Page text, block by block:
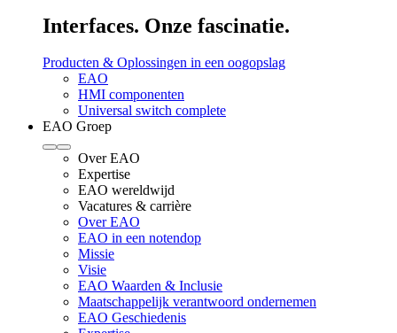
Interfaces. Onze fascinatie.
Producten & Oplossingen in een oogopslag
EAO
HMI componenten
Universal switch complete
EAO Groep
Over EAO
Expertise
EAO wereldwijd
Vacatures & carrière
Over EAO
EAO in een notendop
Missie
Visie
EAO Waarden & Inclusie
Maatschappelijk verantwoord ondernemen
EAO Geschiedenis